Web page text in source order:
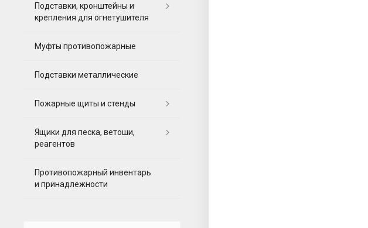
Подставки, кронштейны и
крепления для огнетушителя
Муфты противопожарные
Подставки металлические
Пожарные щиты и стенды
Ящики для песка, ветоши,
реагентов
Противопожарный инвентарь
и принадлежности